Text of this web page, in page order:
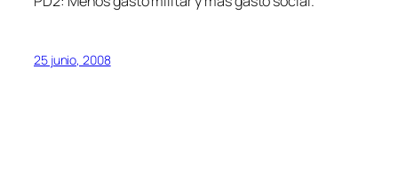
25 junio, 2008